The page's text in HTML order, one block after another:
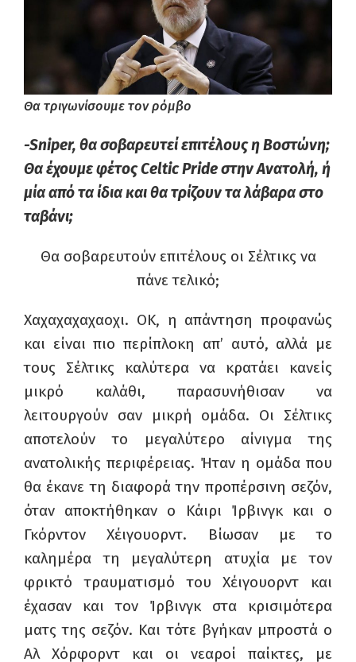
Θα τριγωνίσουμε τον ρόμβο
-Sniper, θα σοβαρευτεί επιτέλους η Βοστώνη;
Θα έχουμε φέτος Celtic Pride στην Ανατολή, ή
μία από τα ίδια και θα τρίζουν τα λάβαρα στο
ταβάνι;
Θα σοβαρευτούν επιτέλους οι Σέλτικς να
πάνε τελικό;
Χαχαχαχαχαοχι. ΟΚ, η απάντηση προφανώς
και είναι πιο περίπλοκη απ’ αυτό, αλλά με
τους Σέλτικς καλύτερα να κρατάει κανείς
μικρό καλάθι, παρασυνήθισαν να
λειτουργούν σαν μικρή ομάδα. Οι Σέλτικς
αποτελούν το μεγαλύτερο αίνιγμα της
ανατολικής περιφέρειας. Ήταν η ομάδα που
θα έκανε τη διαφορά την προπέρσινη σεζόν,
όταν αποκτήθηκαν ο Κάιρι Ίρβινγκ και ο
Γκόρντον Χέιγουορντ. Βίωσαν με το
καλημέρα τη μεγαλύτερη ατυχία με τον
φρικτό τραυματισμό του Χέιγουορντ και
έχασαν και τον Ίρβινγκ στα κρισιμότερα
ματς της σεζόν. Και τότε βγήκαν μπροστά ο
Αλ Χόρφορντ και οι νεαροί παίκτες, με